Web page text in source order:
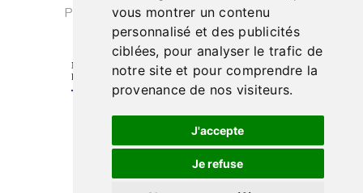
vous montrer un contenu
personnalisé et des publicités
ciblées, pour analyser le trafic de
notre site et pour comprendre la
provenance de nos visiteurs.
J'accepte
Je refuse
Politique de confidentialité
| Cookies